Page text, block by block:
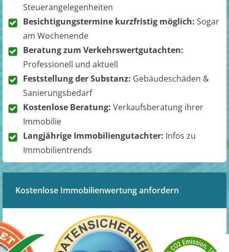
Steuerangelegenheiten
Besichtigungstermine kurzfristig möglich: Sogar
am Wochenende
Beratung zum Verkehrswertgutachten:
Professionell und aktuell
Feststellung der Substanz: Gebäudeschäden &
Sanierungsbedarf
Kostenlose Beratung: Verkaufsberatung ihrer
Immobilie
Langjährige Immobiliengutachter: Infos zu
Immobilientrends
Kostenlose Immobilienwertung anfordern